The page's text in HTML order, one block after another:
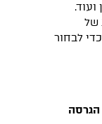
ועוד.
של
לבחור